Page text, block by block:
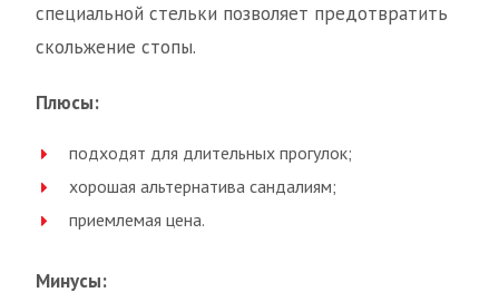
специальной стельки позволяет предотвратить
скольжение стопы.
Плюсы:
подходят для длительных прогулок;
хорошая альтернатива сандалиям;
приемлемая цена.
Минусы: